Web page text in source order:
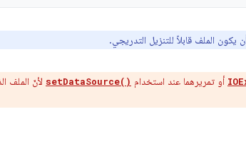
أو تمريرهما عند استخدام setDataSource() لأنّ الملف